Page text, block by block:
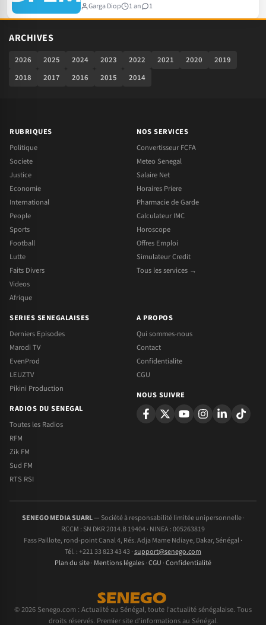
Garga Diop
1 an 1
ARCHIVES
2026 2025 2024 2023 2022 2021 2020
2019
2018
2017 2016 2015 2014
RUBRIQUES
Politique
Societe
Justice
Economie
International
People
Sports
Football
Lutte
Faits Divers
Videos
Afrique
NOS SERVICES
Convertisseur FCFA
Meteo Senegal
Salaire Net
Horaires Priere
Pharmacie de Garde
Calculateur IMC
Horoscope
Offres Emploi
Simulateur Credit
Tous les services →
SERIES SENEGALAISES
Derniers Episodes
Marodi TV
EvenProd
LEUZTV
Pikini Production
RADIOS DU SENEGAL
Toutes les Radios
RFM
Zik FM
Sud FM
RTS RSI
A PROPOS
Qui sommes-nous
Contact
Confidentialite
CGU
NOUS SUIVRE
SENEGO MEDIA SUARL— Société à responsabilité limitée unipersonnelle ·
RCCM : SN DKR 2014.B 19404 · NINEA : 005263819
Fass Paillote, rond-point Canal 4, Rés. Adja Mame Ndiaye, Dakar, Sénégal ·
Tél. : +221 33 823 43 43 ·support@senego.com
Plan du site· Mentions légales·CGU ·Confidentialité
© 2026 Senego.com : Actualité au Sénégal, toute l'actualité sénégalaise. Tous
droits réservés. Premier site d'informations au Sénégal.